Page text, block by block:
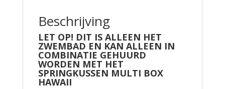
Beschrijving
LET OP! DIT IS ALLEEN HET
ZWEMBAD EN KAN ALLEEN IN
COMBINATIE GEHUURD
WORDEN MET HET
SPRINGKUSSEN MULTI BOX
HAWAII